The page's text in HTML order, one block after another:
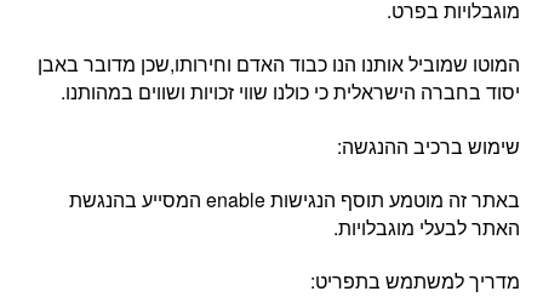
מוגבלויות בפרט.
המוטו שמוביל אותנו הנו כבוד האדם וחירותו,שכן מדובר באבן
יסוד בחברה הישראלית כי כולנו שווי זכויות ושווים במהותנו.
שימוש ברכיב ההנגשה:
באתר זה מוטמע תוסף הנגישותenableהמסייע בהנגשת
האתר לבעלי מוגבלויות.
מדריך למשתמש בתפריט: